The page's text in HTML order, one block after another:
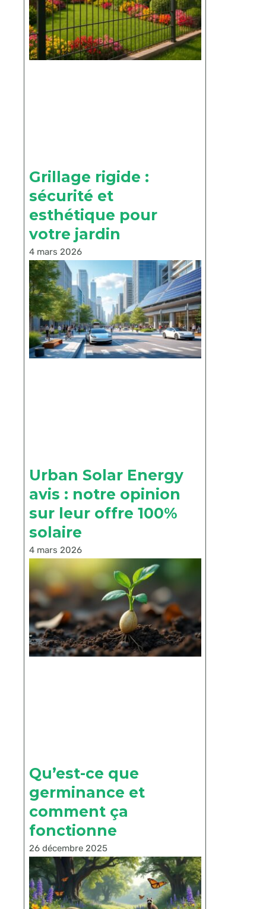
Grillage rigide :
sécurité et
esthétique pour
votre jardin
4 mars 2026
Urban Solar Energy
avis : notre opinion
sur leur offre 100%
solaire
4 mars 2026
Qu’est-ce que
germinance et
comment ça
fonctionne
26 décembre 2025